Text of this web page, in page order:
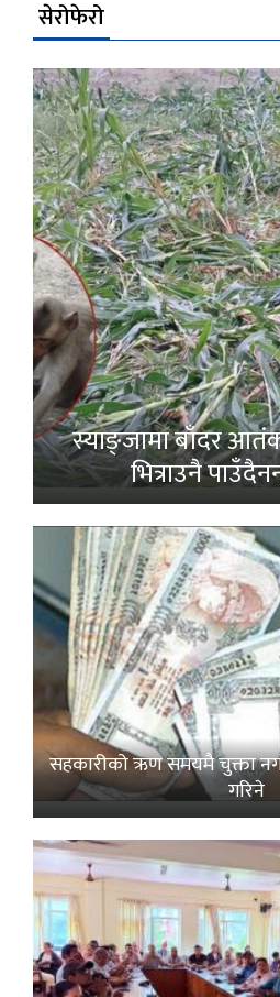
सेरोफेरो
स्याङ्जामा बाँदर
भित्राउनै
सहकारीको ऋण समयमै चुक्ता
गरिने